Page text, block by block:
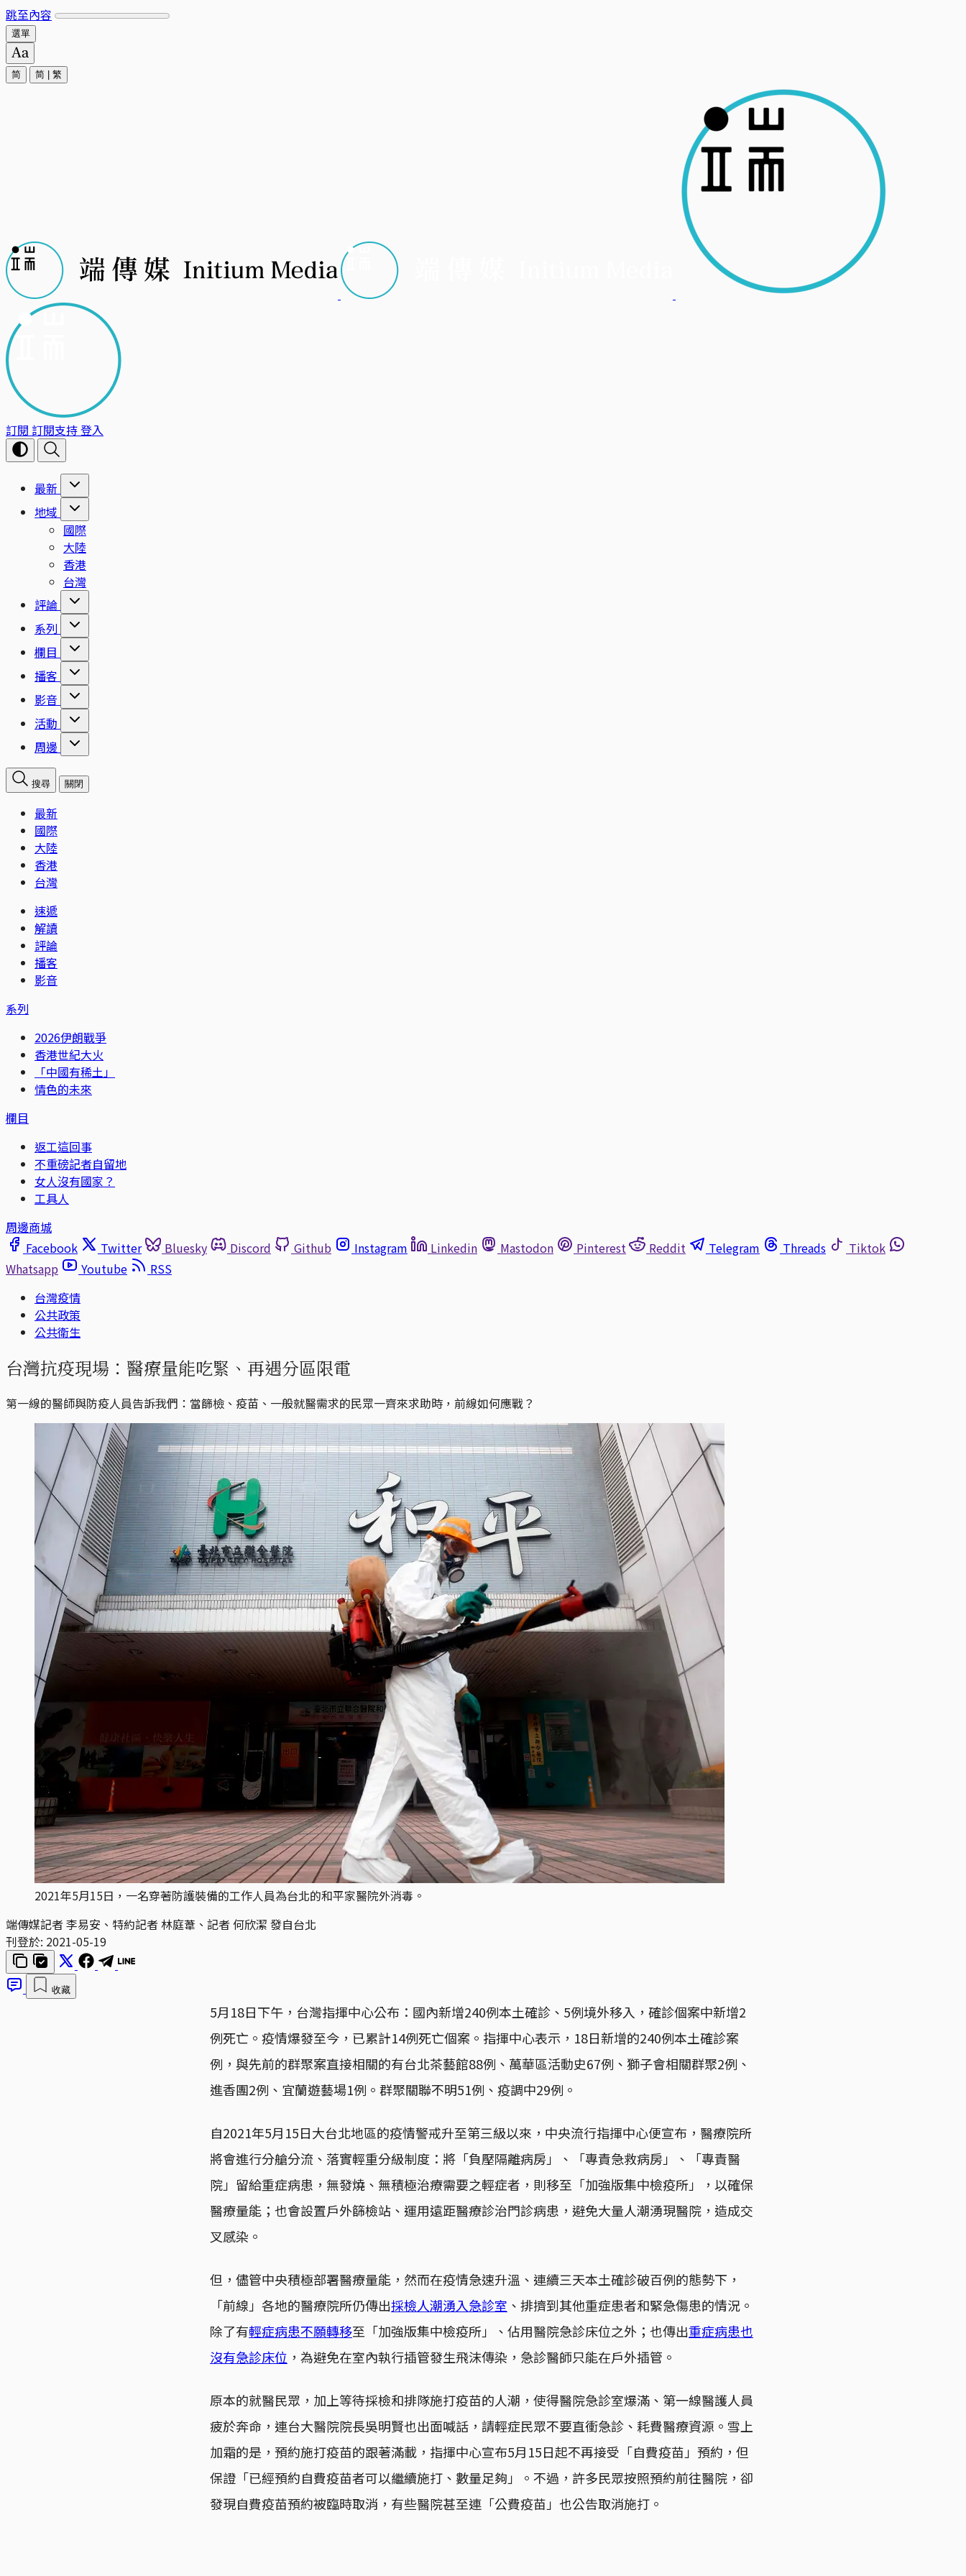
跳至內容
選單
简 简 繁
訂閱 訂閱支持登入
最新
地域
國際
大陸
香港
台灣
評論
系列
欄目
播客
影音
活動
周邊
搜尋 關閉
最新
國際
大陸
香港
台灣
速遞
解讀
評論
播客
影音
系列
2026伊朗戰爭
香港世紀大火
「中國有稀土」
情色的未來
欄目
返工這回事
不重磅記者自留地
女人沒有國家？
工具人
周邊商城
Facebook
Twitter Bluesky Discord Github Instagram Linkedin Mastodon Pinterest Reddit Telegram Threads
Tiktok
Whatsapp
Youtube
RSS
台灣疫情
公共政策
公共衛生
台灣抗疫現場：醫療量能吃緊、再遇分區限電
第一線的醫師與防疫人員告訴我們：當篩檢、疫苗、一般就醫需求的民眾一齊來求助時，前線如何應戰？
2021年5月15日，一名穿著防護裝備的工作人員為台北的和平家醫院外消毒。
端傳媒記者 李易安、特約記者 林庭葦、記者 何欣潔 發自台北
刊登於: 2021-05-19
收藏
5月18日下午，台灣指揮中心公布：國內新增240例本土確診、5例境外移入，確診個案中新增2
例死亡。疫情爆發至今，已累計14例死亡個案。指揮中心表示，18日新增的240例本土確診案
例，與先前的群聚案直接相關的有台北茶藝館88例、萬華區活動史67例、獅子會相關群聚2例、
進香團2例、宜蘭遊藝場1例。群聚關聯不明51例、疫調中29例。
自2021年5月15日大台北地區的疫情警戒升至第三級以來，中央流行指揮中心便宣布，醫療院所
將會進行分艙分流、落實輕重分級制度：將「負壓隔離病房」、「專責急救病房」、「專責醫
院」留給重症病患，無發燒、無積極治療需要之輕症者，則移至「加強版集中檢疫所」，以確保
醫療量能；也會設置戶外篩檢站、運用遠距醫療診治門診病患，避免大量人潮湧現醫院，造成交
叉感染。
但，儘管中央積極部署醫療量能，然而在疫情急速升溫、連續三天本土確診破百例的態勢下，
「前線」各地的醫療院所仍傳出採檢人潮湧入急診室 、排擠到其他重症患者和緊急傷患的情況。
除了有輕症病患不願轉移至「加強版集中檢疫所」、佔用醫院急診床位之外；也傳出重症病患也
沒有急診床位 ，為避免在室內執行插管發生飛沫傳染，急診醫師只能在戶外插管。
原本的就醫民眾，加上等待採檢和排隊施打疫苗的人潮，使得醫院急診室爆滿、第一線醫護人員
疲於奔命，連台大醫院院長吳明賢也出面喊話，請輕症民眾不要直衝急診、耗費醫療資源。雪上
加霜的是，預約施打疫苗的跟著滿載，指揮中心宣布5月15日起不再接受「自費疫苗」預約，但
保證「已經預約自費疫苗者可以繼續施打、數量足夠」。不過，許多民眾按照預約前往醫院，卻
發現自費疫苗預約被臨時取消，有些醫院甚至連「公費疫苗」也公告取消施打。